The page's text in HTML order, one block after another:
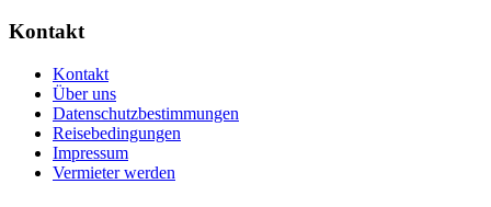
Kontakt
Kontakt
Über uns
Datenschutzbestimmungen
Reisebedingungen
Impressum
Vermieter werden